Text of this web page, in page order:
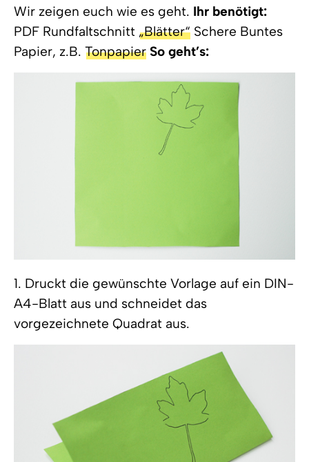
Wir zeigen euch wie es geht. Ihr benötigt:
PDF Rundfaltschnitt „Blätter“ Schere Buntes
Papier, z.B. Tonpapier So geht’s:
1. Druckt die gewünschte Vorlage auf ein DIN-
A4-Blatt aus und schneidet das
vorgezeichnete Quadrat aus.